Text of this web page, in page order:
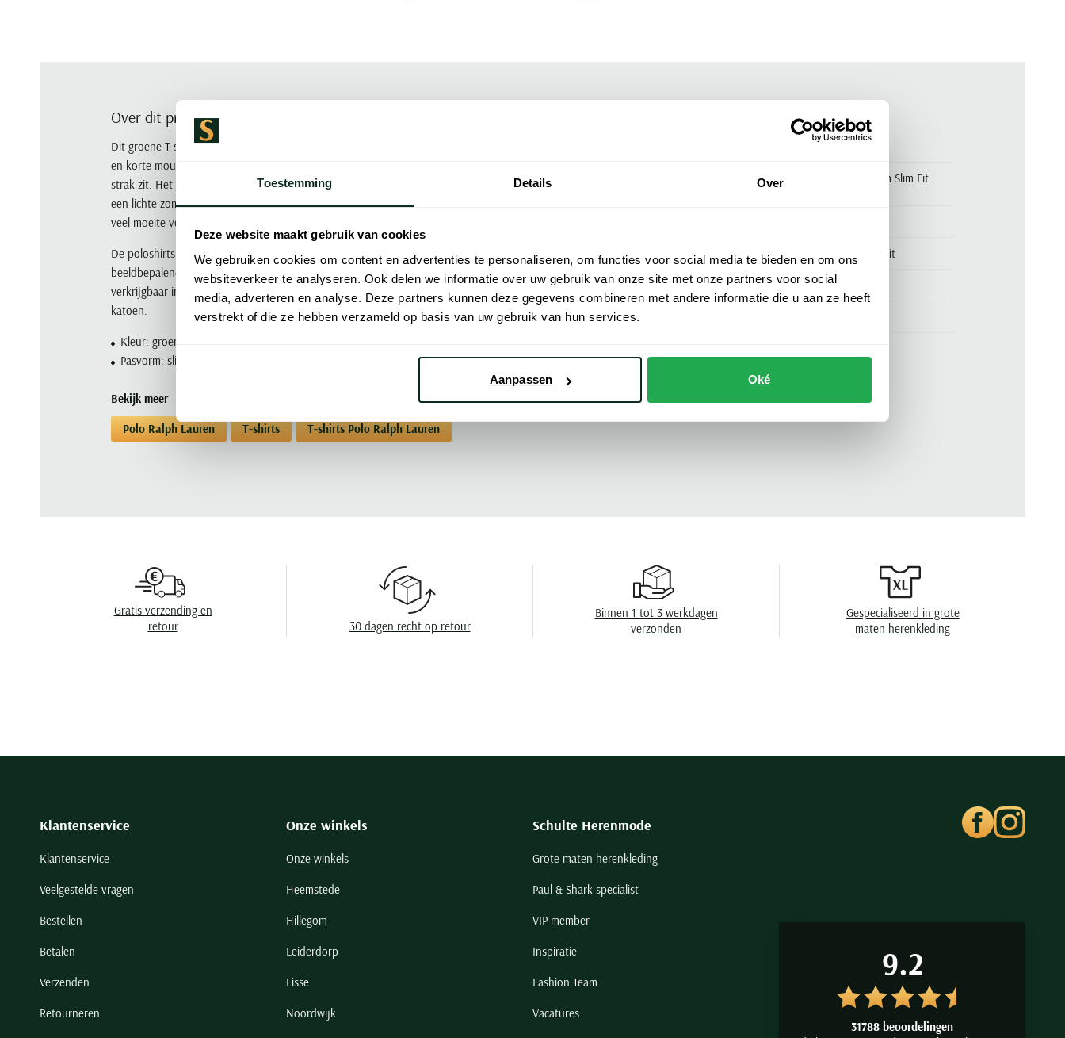
Toestemming Details Over
Deze website maakt gebruik van cookies
We gebruiken cookies om content en advertenties te personaliseren, om functies voor social media te bieden en om ons
websiteverkeer te analyseren. Ook delen we informatie over uw gebruik van onze site met onze partners voor social
media, adverteren en analyse. Deze partners kunnen deze gegevens combineren met andere informatie die u aan ze heeft
verstrekt of die ze hebben verzameld op basis van uw gebruik van hun services.
Aanpassen Oké
Over dit product
Dit groene T-shirt van Polo Ralph Lauren is gemaakt van 100% katoen en heeft een ronde hals
en korte mouwen. De Custom Slim Fit zorgt voor een goed aansluitende pasvorm die niet te
strak zit. Het effen ontwerp maakt het makkelijk te combineren, bijvoorbeeld met een chino of
een lichte zomerbroek. Handig voor warme dagen waarop je er verzorgd uit wilt zien zonder er
veel moeite voor te doen.
De poloshirts van POLO Ralph Lauren zijn volledig geïnspireerd door de stijl van het
beeldbepalende American Sportswear. Polo's van dit gerommeerde Amerikaanse modehuis zijn
verkrijgbaar in de populaire mesh-kwaliteit of in het comfortabele zachte interlock van Pima-
katoen.
Kleur: groen
Pasvorm: slim fit
Bekijk meer
Polo Ralph Lauren T-shirts T-shirts Polo Ralph Lauren
T-shirt Polo Ralph Lauren Custom Slim Fit
groen
Polo Ralph Lauren Custom Slim Fit
Materiaal 100% katoen
Pasvorm
korte mouw
Meer kenmerken
Gratis verzending en
retour
30 dagen recht op retour
Binnen 1 tot 3 werkdagen
verzonden
Gespecialiseerd in grote
maten herenkleding
Klantenservice
Klantenservice
Veelgestelde vragen
Bestellen
Betalen
Verzenden
Retourneren
Onze winkels
Onze winkels
Heemstede
Hillegom
Leiderdorp
Lisse
Noordwijk
Schulte Herenmode
Grote maten herenkleding
Paul & Shark specialist
VIP member
Inspiratie
Fashion Team
Vacatures
9.2
31788 beoordelingen